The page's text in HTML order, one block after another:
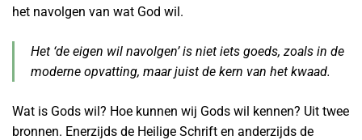
het navolgen van wat God wil.
Het ‘de eigen wil navolgen’ is niet iets goeds, zoals in de
moderne opvatting, maar juist de kern van het kwaad.
Wat is Gods wil? Hoe kunnen wij Gods wil kennen? Uit twee
bronnen. Enerzijds de Heilige Schrift en anderzijds de